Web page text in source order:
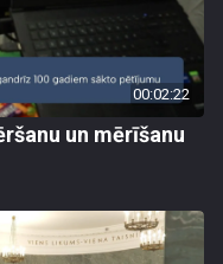
00:02:22
un mērīšanu